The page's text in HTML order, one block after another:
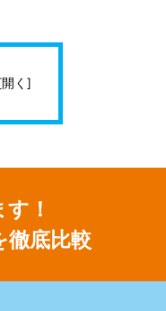
開く ]
！
徹底比較